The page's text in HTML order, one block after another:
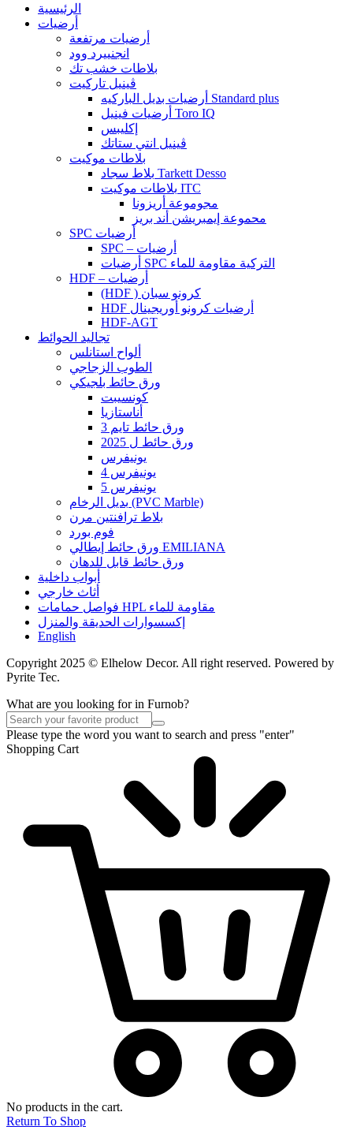
الرئيسية
أرضيات
أرضيات مرتفعة
انجنييرد وود
بلاطات خشب تك
ڤينيل تاركيت
أرضيات بديل الباركيه Standard plus
أرضيات فينيل Toro IQ
إكليبس
ڤينيل انتي ستاتك
بلاطات موكيت
بلاط سجاد Tarkett Desso
بلاطات موكيت ITC
مجوموعة أريزونا
محموعة إيمبريشن أند بريز
SPC أرضيات
SPC – أرضيات
أرضيات SPC التركية مقاومة للماء
HDF – أرضيات
(HDF ) كرونو سبان
HDF أرضيات كرونو أوريجينال
HDF-AGT
تجاليد الحوائط
ألواح استانلس
الطوب الزجاجي
ورق حائط بلجيكي
كونسيبت
أناستازيا
ورق حائط تايم 3
ورق حائط ل 2025
يونيفرس
يونيفرس 4
يونيفرس 5
بديل الرخام (PVC Marble)
بلاط ترافنتين مرن
فوم بورد
ورق حائط إيطالي EMILIANA
ورق حائط قابل للدهان
أبواب داخلية
أثاث خارجي
فواصل حمامات HPL مقاومة للماء
إكسسوارات الحديقة والمنزل
English
Copyright 2025 © Elhelow Decor. All right reserved. Powered by
Pyrite Tec.
What are you looking for in Furnob?
Please type the word you want to search and press "enter"
Shopping Cart
No products in the cart.
Return To Shop